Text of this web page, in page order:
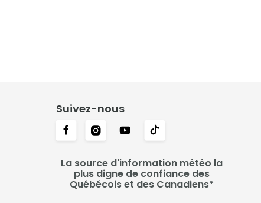
Suivez-nous
La source d'information météo la
plus digne de confiance des
Québécois et des Canadiens*